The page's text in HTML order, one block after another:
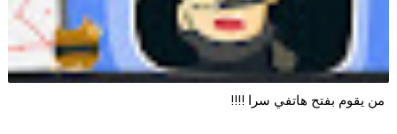
من يقوم بفتح هاتفي سرا !!!!